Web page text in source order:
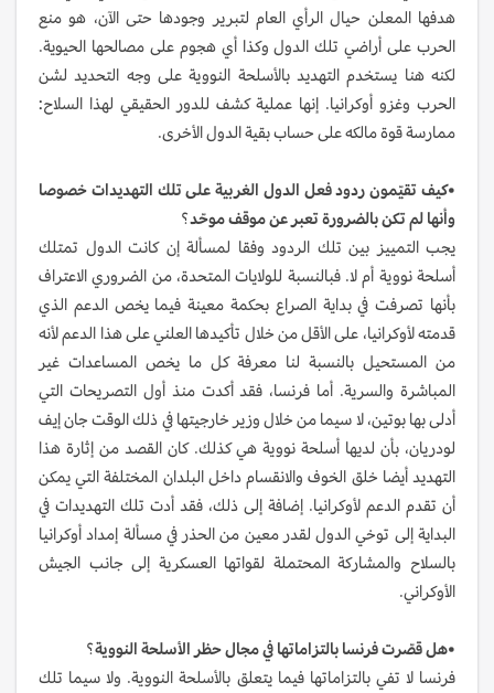
هدفها المعلن حيال الرأي العام لتبرير وجودها حتى الآن، هو منع
الحرب على أراضي تلك الدول وكذا أي هجوم على مصالحها الحيوية.
لكنه هنا يستخدم التهديد بالأسلحة النووية على وجه التحديد لشن
الحرب وغزو أوكرانيا. إنها عملية كشف للدور الحقيقي لهذا السلاح:
ممارسة قوة مالكه على حساب بقية الدول الأخرى.
•كيف تقيّمون ردود فعل الدول الغربية على تلك التهديدات خصوصا
وأنها لم تكن بالضرورة تعبر عن موقف موحّد؟
يجب التمييز بين تلك الردود وفقا لمسألة إن كانت الدول تمتلك
أسلحة نووية أم لا. فبالنسبة للولايات المتحدة، من الضروري الاعتراف
بأنها تصرفت في بداية الصراع بحكمة معينة فيما يخص الدعم الذي
قدمته لأوكرانيا، على الأقل من خلال تأكيدها العلني على هذا الدعم لأنه
من المستحيل بالنسبة لنا معرفة كل ما يخص المساعدات غير
المباشرة والسرية. أما فرنسا، فقد أكدت منذ أول التصريحات التي
أدلى بها بوتين، لا سيما من خلال وزير خارجيتها في ذلك الوقت جان إيف
لودريان، بأن لديها أسلحة نووية هي كذلك. كان القصد من إثارة هذا
التهديد أيضا خلق الخوف والانقسام داخل البلدان المختلفة التي يمكن
أن تقدم الدعم لأوكرانيا. إضافة إلى ذلك، فقد أدت تلك التهديدات في
البداية إلى توخي الدول لقدر معين من الحذر في مسألة إمداد أوكرانيا
بالسلاح والمشاركة المحتملة لقواتها العسكرية إلى جانب الجيش
الأوكراني.
•هل قصّرت فرنسا بالتزاماتها في مجال حظر الأسلحة النووية؟
فرنسا لا تفي بالتزاماتها فيما يتعلق بالأسلحة النووية. ولا سيما تلك